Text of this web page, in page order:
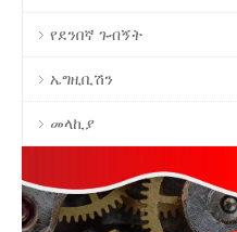
የደንበኛ ጉብኝት
ኤግዚቢሽን
መላኪያ